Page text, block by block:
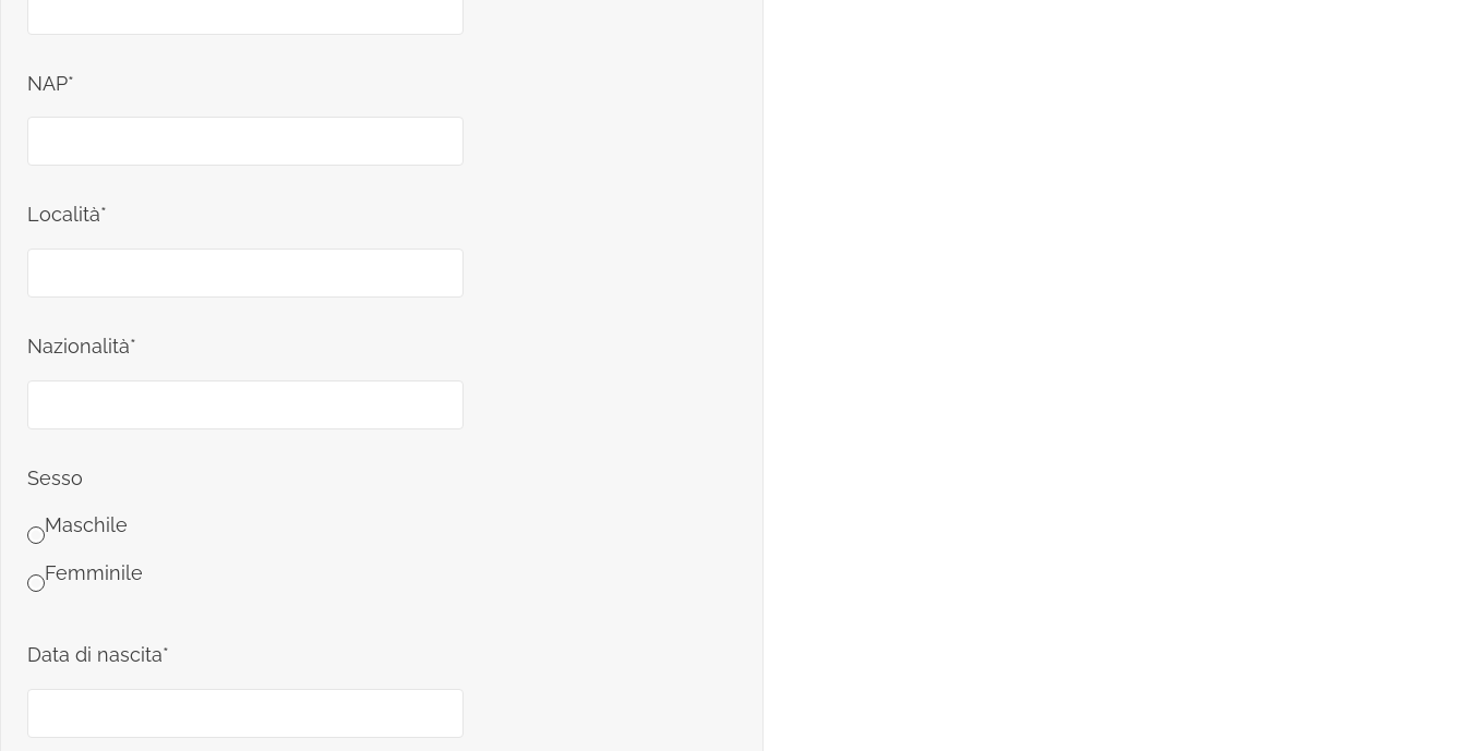
NAP*
Località*
Nazionalità*
Sesso
Maschile
Femminile
Data di nascita*